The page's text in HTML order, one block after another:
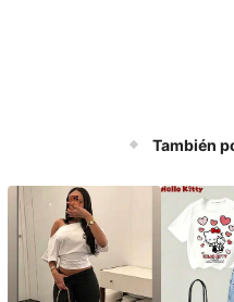
También